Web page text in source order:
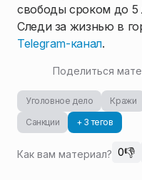
свободы сроком до 5
Следи за жизнью в
Telegram-канал.
Поделиться
Уголовное дело Кражи
Санкции
+ 3 тегов
Как вам материал? 0👎